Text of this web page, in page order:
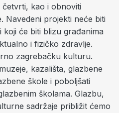
kao i obnoviti
Navedeni projekti neće biti
koji će biti blizu građanima
i fizičko zdravlje.
zagrebačku kulturu.
kazališta, glazbene
škole i poboljšati
školama. Glazbu,
sadržaje približit ćemo